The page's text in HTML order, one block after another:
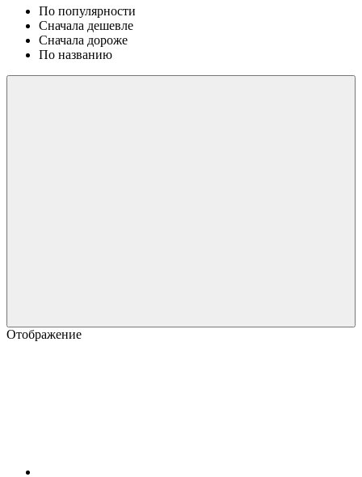
По популярности
Сначала дешевле
Сначала дороже
По названию
Отображение